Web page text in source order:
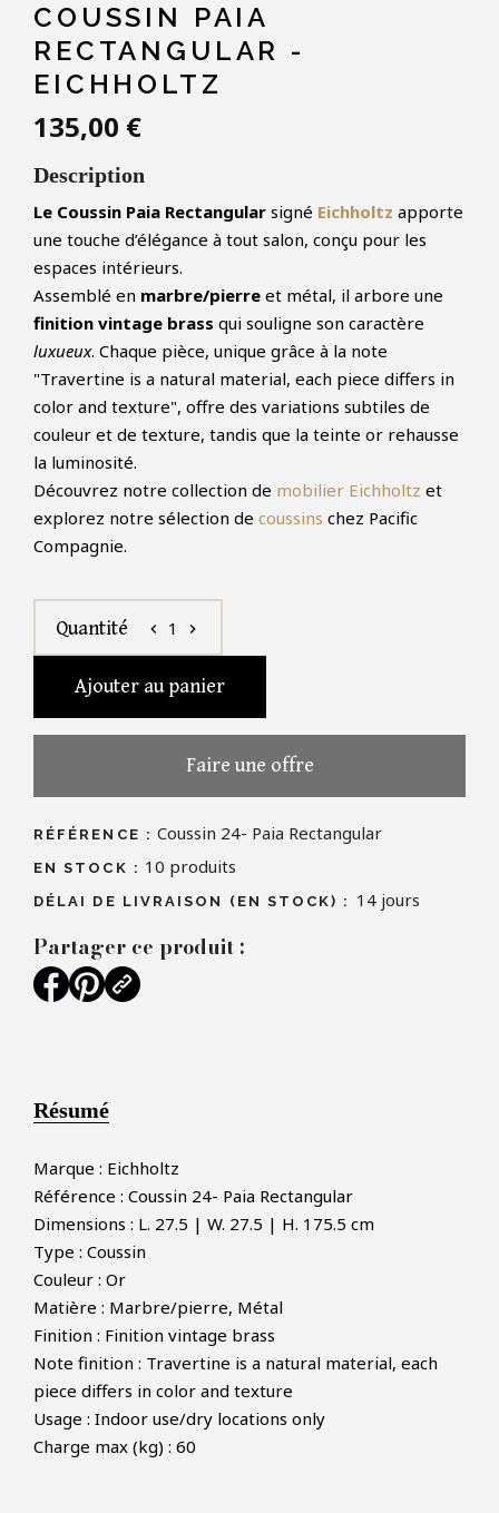
COUSSIN PAIA
RECTANGULAR -
EICHHOLTZ
135,00 €
Description
Le Coussin Paia Rectangular signé Eichholtz apporte
une touche d’élégance à tout salon, conçu pour les
espaces intérieurs.
Assemblé en marbre/pierre et métal, il arbore une
finition vintage brass qui souligne son caractère
luxueux. Chaque pièce, unique grâce à la note
"Travertine is a natural material, each piece differs in
color and texture", offre des variations subtiles de
couleur et de texture, tandis que la teinte or rehausse
la luminosité.
Découvrez notre collection de mobilier Eichholtz et
explorez notre sélection de coussins chez Pacific
Compagnie.
Quantité chevron_left 1 chevron_right
Ajouter au panier
Faire une offre
RÉFÉRENCE : Coussin 24- Paia Rectangular
EN STOCK : 10 produits
FAIRE UNE OFFRE
DÉLAI DE LIVRAISON (EN STOCK) : 14 jours
Partager ce produit :
Résumé
Marque : Eichholtz
Référence : Coussin 24- Paia Rectangular
Dimensions : L. 27.5 | W. 27.5 | H. 175.5 cm
Type : Coussin
Couleur : Or
Matière : Marbre/pierre, Métal
Finition : Finition vintage brass
Note finition : Travertine is a natural material, each
piece differs in color and texture
Usage : Indoor use/dry locations only
Charge max (kg) : 60